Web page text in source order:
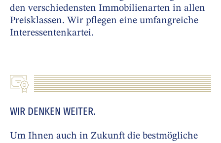
den verschiedensten Immobilienarten in allen
Preisklassen. Wir pflegen eine umfangreiche
Interessentenkartei.
WIR DENKEN WEITER.
Um Ihnen auch in Zukunft die bestmögliche